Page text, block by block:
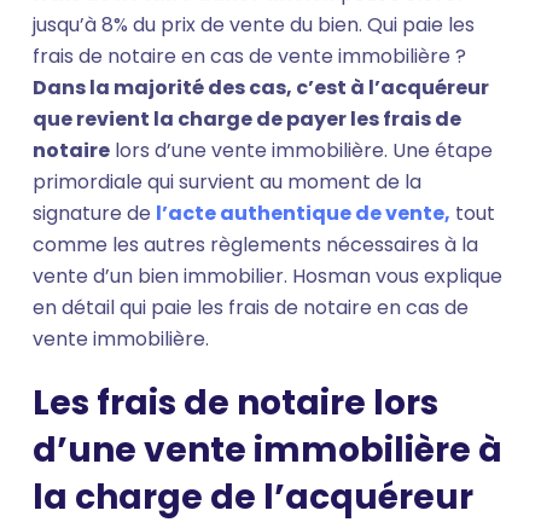
jusqu’à 8% du prix de vente du bien. Qui paie les
frais de notaire en cas de vente immobilière ?
Dans la majorité des cas, c’est à l’acquéreur
que revient la charge de payer les frais de
notaire lors d’une vente immobilière. Une étape
primordiale qui survient au moment de la
signature de l’acte authentique de vente, tout
comme les autres règlements nécessaires à la
vente d’un bien immobilier. Hosman vous explique
en détail qui paie les frais de notaire en cas de
vente immobilière.
Les frais de notaire lors
d’une vente immobilière à
la charge de l’acquéreur